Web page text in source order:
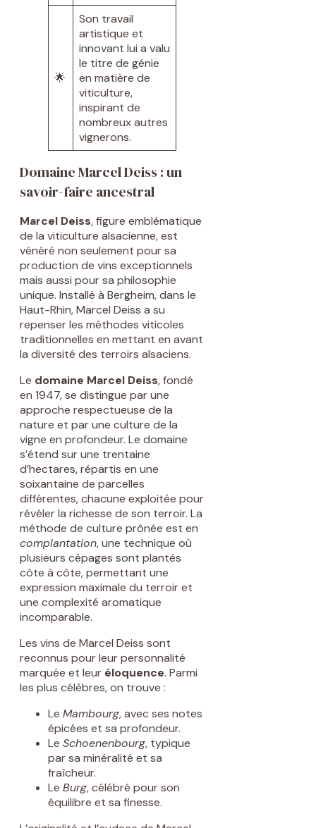
🌟
Son travail
artistique et
innovant lui a valu
le titre de génie
en matière de
viticulture,
inspirant de
nombreux autres
vignerons.
Domaine Marcel Deiss : un
savoir-faire ancestral
Marcel Deiss, figure emblématique
de la viticulture alsacienne, est
vénéré non seulement pour sa
production de vins exceptionnels
mais aussi pour sa philosophie
unique. Installé à Bergheim, dans le
Haut-Rhin, Marcel Deiss a su
repenser les méthodes viticoles
traditionnelles en mettant en avant
la diversité des terroirs alsaciens.
Le domaine Marcel Deiss, fondé
en 1947, se distingue par une
approche respectueuse de la
nature et par une culture de la
vigne en profondeur. Le domaine
s’étend sur une trentaine
d’hectares, répartis en une
soixantaine de parcelles
différentes, chacune exploitée pour
révéler la richesse de son terroir. La
méthode de culture prônée est en
complantation, une technique où
plusieurs cépages sont plantés
côte à côte, permettant une
expression maximale du terroir et
une complexité aromatique
incomparable.
Les vins de Marcel Deiss sont
reconnus pour leur personnalité
marquée et leur éloquence. Parmi
les plus célèbres, on trouve :
Le Mambourg, avec ses notes
épicées et sa profondeur.
Le Schoenenbourg, typique
par sa minéralité et sa
fraîcheur.
Le Burg, célébré pour son
équilibre et sa finesse.